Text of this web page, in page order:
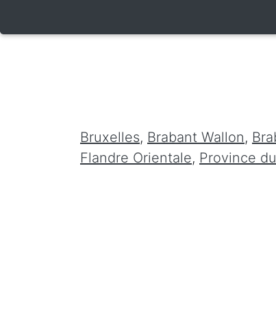
Bruxelles, Brabant Wallon,
Flandre Orientale, Province